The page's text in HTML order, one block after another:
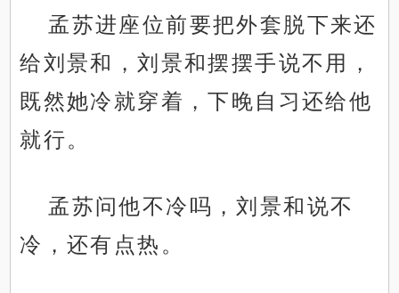
孟苏进座位前要把外套脱下来还
给刘景和，刘景和摆摆手说不用，
既然她冷就穿着，下晚自习还给他
就行。
孟苏问他不冷吗，刘景和说不
冷，还有点热。